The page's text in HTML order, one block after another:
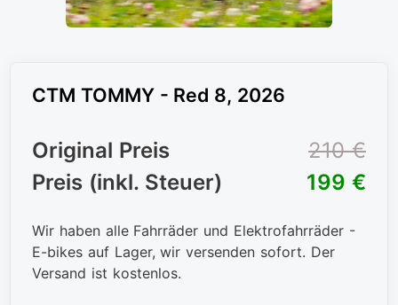
CTM TOMMY - Red 8, 2026
Original Preis
210 €
Preis (inkl. Steuer)
199 €
Wir haben alle Fahrräder und Elektrofahrräder -
E-bikes auf Lager, wir versenden sofort. Der
Versand ist kostenlos.